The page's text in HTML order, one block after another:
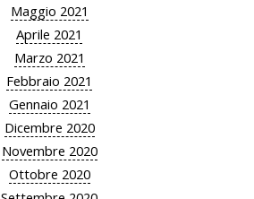
Maggio 2021
Aprile 2021
Marzo 2021
Febbraio 2021
Gennaio 2021
Dicembre 2020
Novembre 2020
Ottobre 2020